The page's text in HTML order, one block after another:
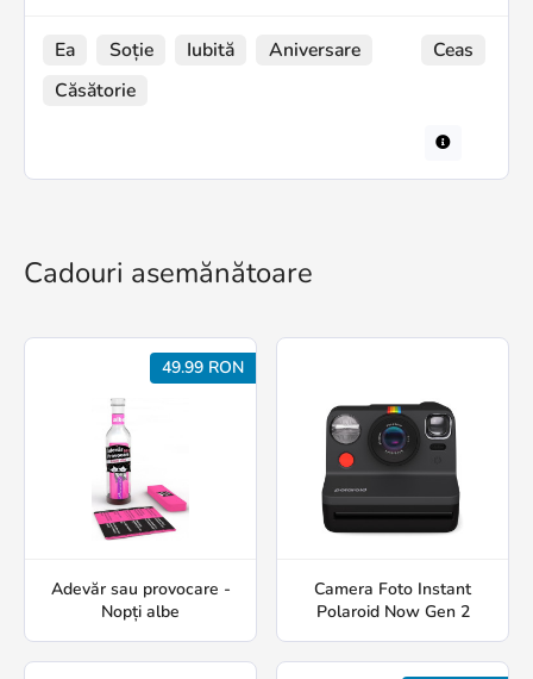
Ea Soție Iubită
Aniversare
Căsătorie
Ceas
Cadouri asemănătoare
49.99 RON
Adevăr sau provocare -
Nopți albe
Camera Foto Instant
Polaroid Now Gen 2